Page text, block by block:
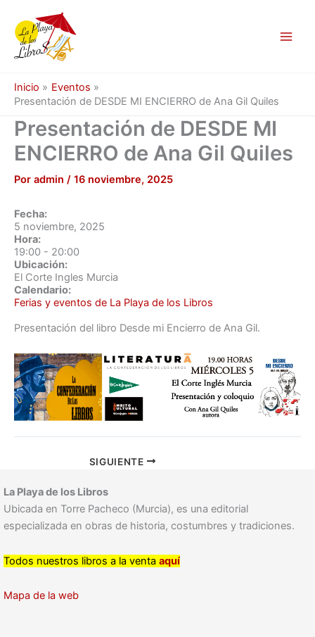
contenido
Inicio
Eventos
Presentación de DESDE MI ENCIERRO de Ana Gil Quiles
Presentación de DESDE MI
ENCIERRO de Ana Gil Quiles
Por admin / 16 noviembre, 2025
Fecha:
5 noviembre, 2025
Hora:
19:00 - 20:00
Ubicación:
El Corte Ingles Murcia
Calendario:
Ferias y eventos de La Playa de los Libros
Presentación del libro Desde mi Encierro de Ana Gil.
SIGUIENTE
La Playa de los Libros
Ubicada en Torre Pacheco (Murcia), es una editorial
especializada en obras de historia, costumbres y tradiciones.
Todos nuestros libros a la venta aquí
Mapa de la web